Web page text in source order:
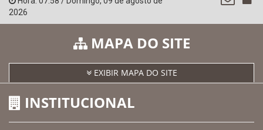
2026
MAPA DO SITE
EXIBIR MAPA DO SITE
INSTITUCIONAL